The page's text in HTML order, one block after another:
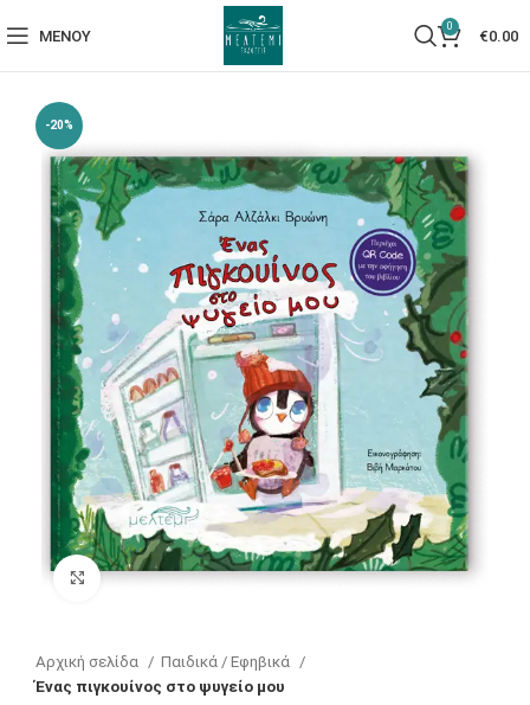
ΜΕΝΟΎ
0
€0.00
-20%
Κλικ για μεγέθυνση
Αρχική σελίδα
Παιδικά / Εφηβικά
Ένας πιγκουίνος στο ψυγείο μου